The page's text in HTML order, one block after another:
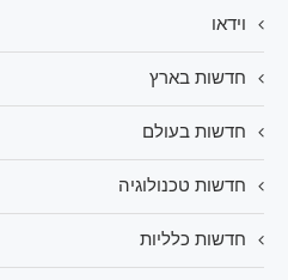
וידאו
חדשות בארץ
חדשות בעולם
חדשות טכנולוגיה
חדשות כלליות